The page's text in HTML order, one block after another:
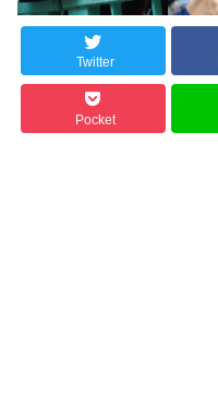
Twitter
Pocket